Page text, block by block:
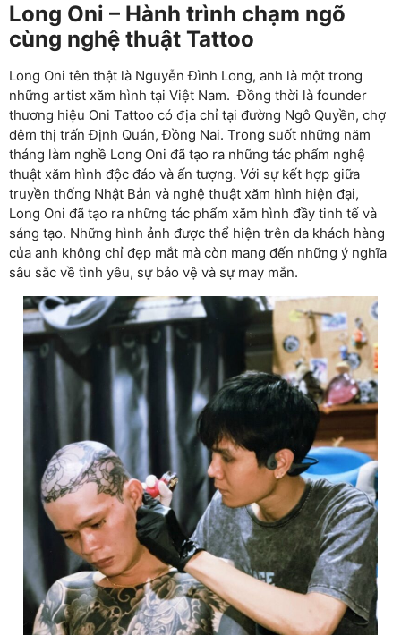
Long Oni – Hành trình chạm ngõ
cùng nghệ thuật Tattoo
Long Oni tên thật là Nguyễn Đình Long, anh là một trong
những artist xăm hình tại Việt Nam. Đồng thời là founder
thương hiệu Oni Tattoo có địa chỉ tại đường Ngô Quyền, chợ
đêm thị trấn Định Quán, Đồng Nai. Trong suốt những năm
tháng làm nghề Long Oni đã tạo ra những tác phẩm nghệ
thuật xăm hình độc đáo và ấn tượng. Với sự kết hợp giữa
truyền thống Nhật Bản và nghệ thuật xăm hình hiện đại,
Long Oni đã tạo ra những tác phẩm xăm hình đầy tinh tế và
sáng tạo. Những hình ảnh được thể hiện trên da khách hàng
của anh không chỉ đẹp mắt mà còn mang đến những ý nghĩa
sâu sắc về tình yêu, sự bảo vệ và sự may mắn.